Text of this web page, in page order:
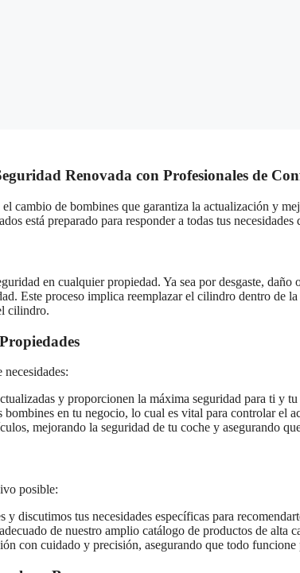
Renovada con Profesionales de
cambio de bombines que garantiza la actualización y
está preparado para responder a todas tus
en cualquier propiedad. Ya sea por desgaste,
Este proceso implica reemplazar el cilindro dentro de
cilindro.
y proporcionen la máxima seguridad para ti y
en tu negocio, lo cual es vital para controlar el
mejorando la seguridad de tu coche y asegurando
posible:
y discutimos tus necesidades específicas para
de nuestro amplio catálogo de productos de
con cuidado y precisión, asegurando que todo